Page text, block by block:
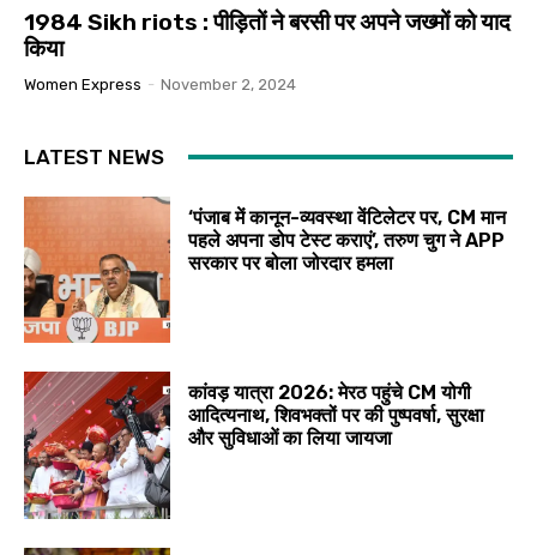
1984 Sikh riots : पीड़ितों ने बरसी पर अपने जख्मों को याद
किया
Women Express - November 2, 2024
LATEST NEWS
‘पंजाब में कानून-व्यवस्था वेंटिलेटर पर, CM मान
पहले अपना डोप टेस्ट कराएं’, तरुण चुग ने APP
सरकार पर बोला जोरदार हमला
कांवड़ यात्रा 2026: मेरठ पहुंचे CM योगी
आदित्यनाथ, शिवभक्तों पर की पुष्पवर्षा, सुरक्षा
और सुविधाओं का लिया जायजा